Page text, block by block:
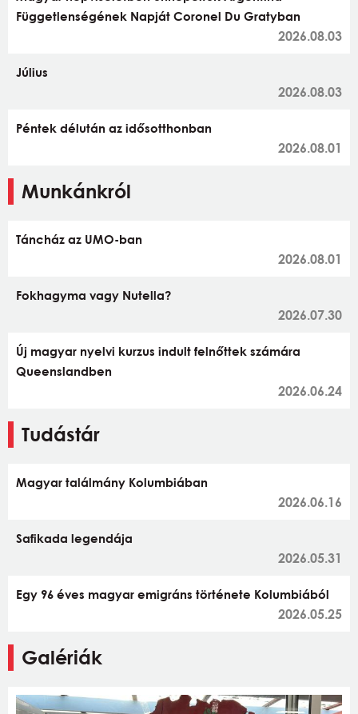
Függetlenségének Napját Coronel Du Gratyban
2026.08.03
Július
2026.08.03
Péntek délután az idősotthonban
2026.08.01
Munkánkról
Táncház az UMO-ban
2026.08.01
Fokhagyma vagy Nutella?
2026.07.30
Új magyar nyelvi kurzus indult felnőttek számára
Queenslandben
2026.06.24
Tudástár
Magyar találmány Kolumbiában
2026.06.16
Safikada legendája
2026.05.31
Egy 96 éves magyar emigráns története Kolumbiából
2026.05.25
Galériák